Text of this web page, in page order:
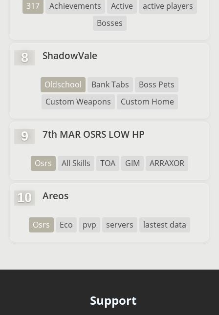
317 Achievements Active
active players
Bosses
8 ShadowVale
Oldschool Bank Tabs
Boss Pets
Custom Weapons
Custom Home
9 7th MAR OSRS LOW HP
Osrs All Skills TOA GIM ARRAXOR
10 Areos
Osrs Eco pvp servers lastest data
Support